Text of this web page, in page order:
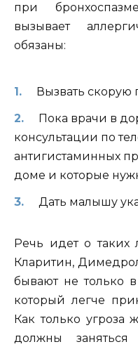
при
вызывает
обязаны:
Вызвать скорую
Пока врачи в
консультации по
антигистаминных
доме и которые
Дать малышу
Речь идет о таких
Кларитин,
бывают не только
который легче
Как только угроза
должны